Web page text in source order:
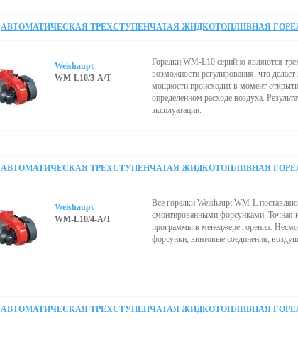
АВТОМАТИЧЕСКАЯ ТРЕХСТУПЕНЧАТАЯ ЖИДКОТОПЛИВНАЯ
Weishaupt
WM-L10/3-A/T
Горелки WM-L10 серийно являются
возможности регулирования, что
мощности происходит в момент
определенном расходе воздуха.
эксплуатации.
АВТОМАТИЧЕСКАЯ ТРЕХСТУПЕНЧАТАЯ ЖИДКОТОПЛИВНАЯ
Weishaupt
WM-L10/4-A/T
Все горелки Weishaupt WM-L
смонтированными форсунками. Точная
программы в менеджере горения.
форсунки, винтовые соединения,
АВТОМАТИЧЕСКАЯ ТРЕХСТУПЕНЧАТАЯ ЖИДКОТОПЛИВНАЯ